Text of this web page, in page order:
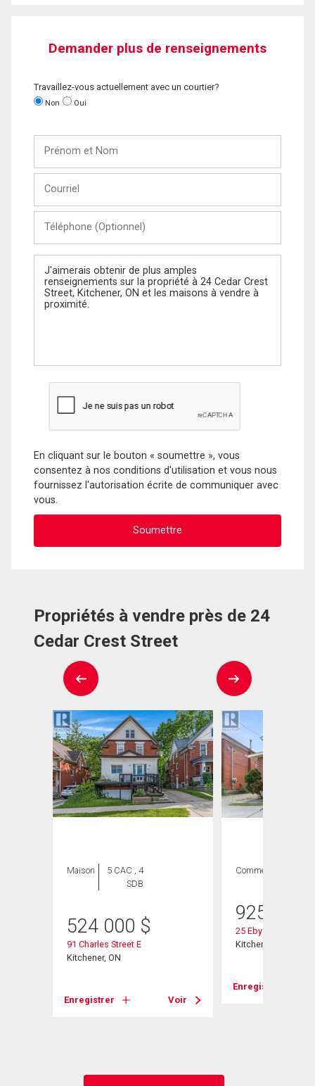
Demander plus de renseignements
Travaillez-vous actuellement avec un courtier?
Non Oui
Nom
(Optionnel)
Message
En cliquant sur le bouton « soumettre », vous
consentez à nos conditions d'utilisation et vous nous
fournissez l'autorisation écrite de communiquer avec
vous.
Propriétés à vendre près de 24
Cedar Crest Street
Maison
5 CAC , 4
SDB
524 000 $
91 Charles Street E
Kitchener, ON
Enregistrer Voir
Commercial
925 111
25 Eby Street S
Kitchener, ON
Enregistrer